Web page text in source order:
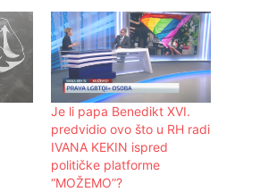
Je li papa Benedikt XVI.
predvidio ovo što u RH radi
IVANA KEKIN ispred
političke platforme
“MOŽEMO”?